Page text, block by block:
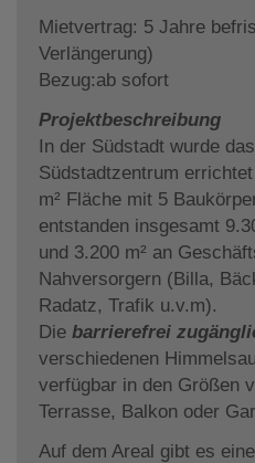
Mietvertrag: 5 Jahre
Verlängerung)
Bezug:ab sofort
Projektbeschreibung
In der Südstadt wurde
Südstadtzentrum
m² Fläche mit 5
entstanden insgesamt
und 3.200 m² an
Nahversorgern (Billa,
Radatz, Trafik u.v.m).
Die barrierefrei
verschiedenen
verfügbar in den Größen
Terrasse, Balkon oder
Auf dem Areal gibt es